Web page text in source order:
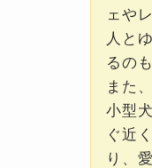
ェや
人と
るの
また
小型
ぐ近
り、